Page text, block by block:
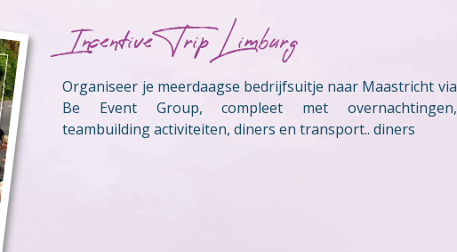
Incentive Trip Limburg
Organiseer je meerdaagse bedrijfsuitje naar Maastricht via
Be Event Group, compleet met overnachtingen,
teambuilding activiteiten, diners en transport.. diners